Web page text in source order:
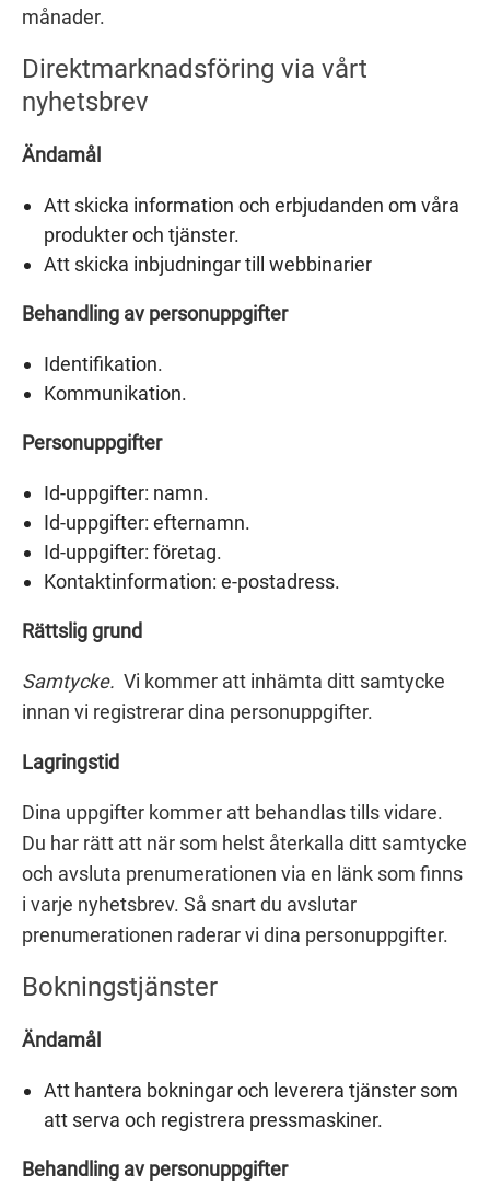
månader.
Direktmarknadsföring via vårt
nyhetsbrev
Ändamål
Att skicka information och erbjudanden om våra
produkter och tjänster.
Att skicka inbjudningar till webbinarier
Behandling av personuppgifter
Identifikation.
Kommunikation.
Personuppgifter
Id-uppgifter: namn.
Id-uppgifter: efternamn.
Id-uppgifter: företag.
Kontaktinformation: e-postadress.
Rättslig grund
Samtycke. Vi kommer att inhämta ditt samtycke
innan vi registrerar dina personuppgifter.
Lagringstid
Dina uppgifter kommer att behandlas tills vidare.
Du har rätt att när som helst återkalla ditt samtycke
och avsluta prenumerationen via en länk som finns
i varje nyhetsbrev. Så snart du avslutar
prenumerationen raderar vi dina personuppgifter.
Bokningstjänster
Ändamål
Att hantera bokningar och leverera tjänster som
att serva och registrera pressmaskiner.
Behandling av personuppgifter